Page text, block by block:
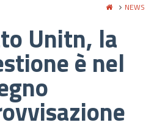
NEWS
Unitn, la
è nel